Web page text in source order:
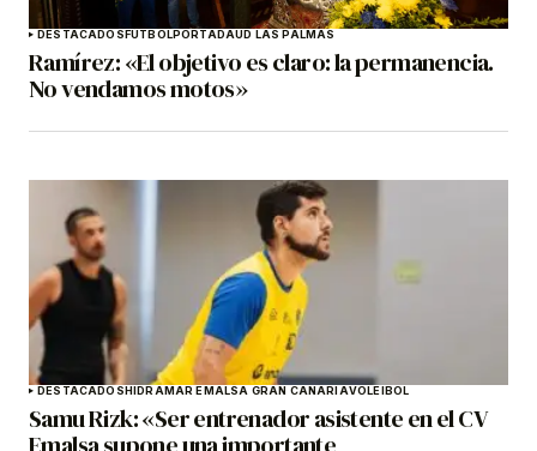
DESTACADOSFÚTBOLPORTADAUD LAS PALMAS
Ramírez: «El objetivo es claro: la permanencia.
No vendamos motos»
DESTACADOSHIDRAMAR EMALSA GRAN CANARIAVOLEIBOL
Samu Rizk: «Ser entrenador asistente en el CV